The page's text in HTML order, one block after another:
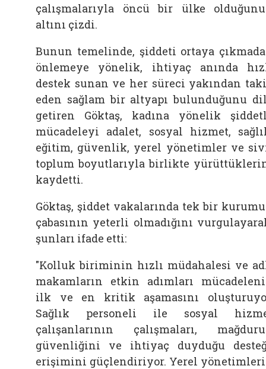
çalışmalarıyla öncü bir ülke
altını çizdi.
Bunun temelinde, şiddeti ortaya
önlemeye yönelik, ihtiyaç anında
destek sunan ve her süreci yakından
eden sağlam bir altyapı bulunduğunu
getiren Göktaş, kadına yönelik
mücadeleyi adalet, sosyal hizmet,
eğitim, güvenlik, yerel yönetimler ve
toplum boyutlarıyla birlikte
kaydetti.
Göktaş, şiddet vakalarında tek bir
çabasının yeterli olmadığını
şunları ifade etti:
"Kolluk biriminin hızlı müdahalesi ve
makamların etkin adımları
ilk ve en kritik aşamasını
Sağlık personeli ile sosyal
çalışanlarının çalışmaları,
güvenliğini ve ihtiyaç duyduğu
erişimini güçlendiriyor. Yerel